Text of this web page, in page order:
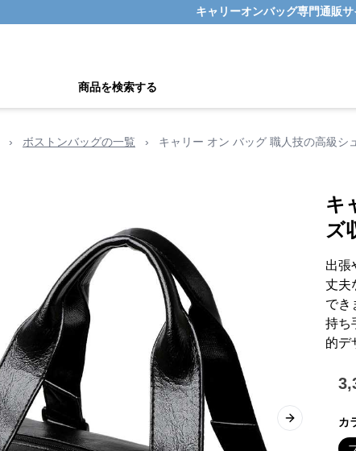
キャリーオンバッグ専門通販
商品を検索する
› ボストンバッグの一覧 › キャリー オン バッグ 職人技の高級シ
Next slide
キ
ズ
出張
丈夫
でき
持ち
的デ
カ